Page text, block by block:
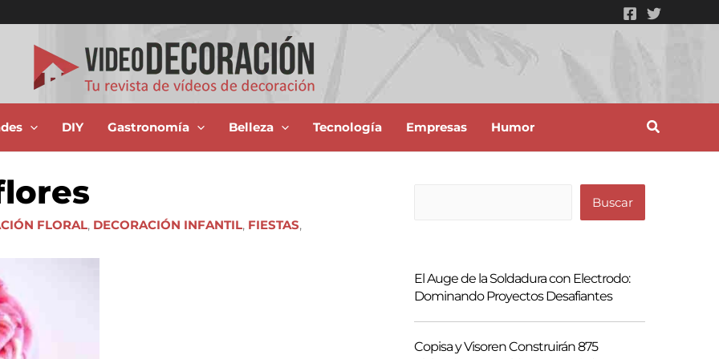
DIY Gastronomía Belleza Tecnología Empresas Humor
FLORAL, DECORACIÓN INFANTIL, FIESTAS,
a
Buscar
El Auge de la Soldadura con Electrodo:
Dominando Proyectos Desafiantes
Copisa y Visoren Construirán 875